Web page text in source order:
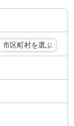
市区町村を選ぶ